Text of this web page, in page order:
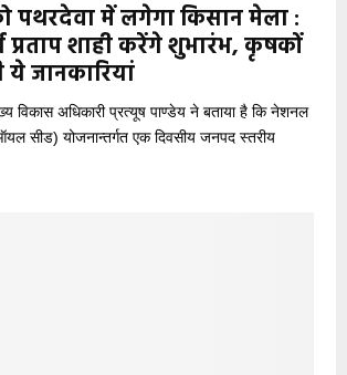
पथरदेवा में लगेगा किसान मेला :
प्रताप शाही करेंगे शुभारंभ, कृषकों
ये जानकारियां
अधिकारी प्रत्यूष पाण्डेय ने बताया है कि नेशनल
सीड) योजनान्तर्गत एक दिवसीय जनपद स्तरीय